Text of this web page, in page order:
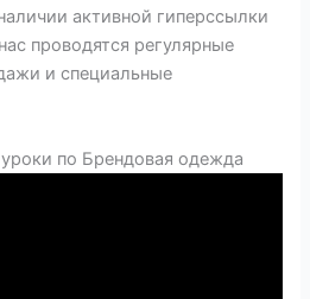
активной гиперссылки
проводятся регулярные
и специальные